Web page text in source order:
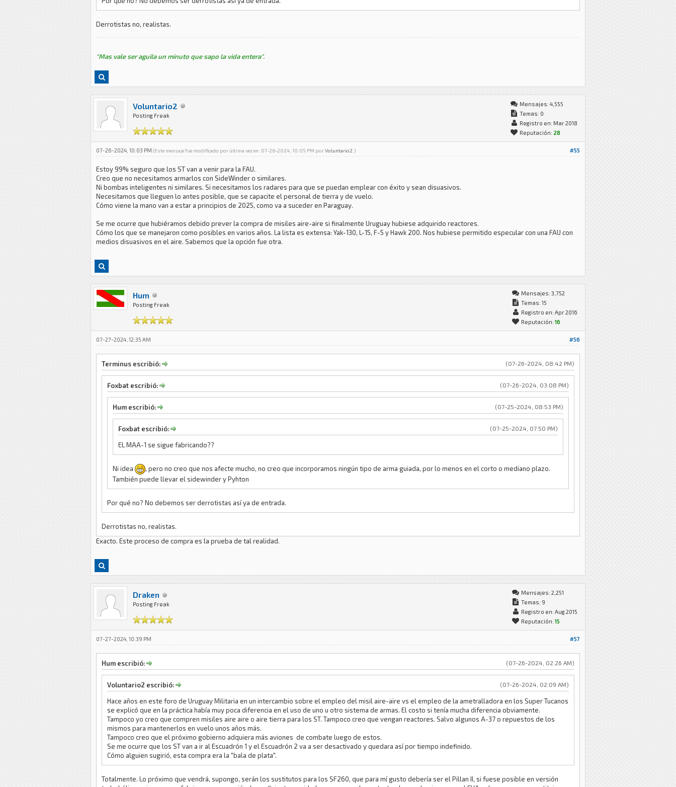
Derrotistas no, realistas.
"Mas vale ser aguila un minuto que sapo la vida entera".
Voluntario2
Posting Freak
Mensajes: 4,555
Temas: 0
Registro en: Mar 2018
Reputación: 28
#55
07-26-2024, 10:03 PM (Este mensaje fue modificado por última vez en: 07-26-2024, 10:05 PM porVoluntario2 .)
Estoy 99% seguro que los ST van a venir para la FAU.
Creo que no necesitamos armarlos con SideWinder o similares.
Ni bombas inteligentes ni similares. Si necesitamos los radares para que se puedan emplear con éxito y sean disuasivos.
Necesitamos que lleguen lo antes posible, que se capacite el personal de tierra y de vuelo.
Cómo viene la mano van a estar a principios de 2025, como va a suceder en Paraguay.
Se me ocurre que hubiéramos debido prever la compra de misiles aire-aire si finalmente Uruguay hubiese adquirido reactores.
Cómo los que se manejaron como posibles en varios años. La lista es extensa: Yak-130, L-15, F-5 y Hawk 200. Nos hubiese permitido especular con una FAU con
medios disuasivos en el aire. Sabemos que la opción fue otra.
Hum
Posting Freak
Mensajes: 3,752
Temas: 15
Registro en: Apr 2016
Reputación: 16
#56
07-27-2024, 12:35 AM
(07-26-2024, 08:42 PM)
Terminus escribió:
(07-26-2024, 03:08 PM)
Foxbat escribió:
(07-25-2024, 08:53 PM)
Hum escribió:
(07-25-2024, 07:50 PM)
Foxbat escribió:
EL MAA-1 se sigue fabricando??
Ni idea
, pero no creo que nos afecte mucho, no creo que incorporamos ningún tipo de arma guiada, por lo menos en el corto o mediano plazo.
También puede llevar el sidewinder y Pyhton
Por qué no? No debemos ser derrotistas así ya de entrada.
Derrotistas no, realistas.
Exacto. Este proceso de compra es la prueba de tal realidad.
Draken
Posting Freak
Mensajes: 2,251
Temas: 9
Registro en: Aug 2015
Reputación: 15
#57
07-27-2024, 10:39 PM
(07-26-2024, 02:26 AM)
Hum escribió:
(07-26-2024, 02:09 AM)
Voluntario2 escribió:
Hace años en este foro de Uruguay Militaria en un intercambio sobre el empleo del misil aire-aire vs el empleo de la ametralladora en los Super Tucanos
se explicó que en la práctica había muy poca diferencia en el uso de uno u otro sistema de armas. El costo si tenía mucha diferencia obviamente.
Tampoco yo creo que compren misiles aire aire o aire tierra para los ST. Tampoco creo que vengan reactores. Salvo algunos A-37 o repuestos de los
mismos para mantenerlos en vuelo unos años más.
Tampoco creo que el próximo gobierno adquiera más aviones de combate luego de estos.
Se me ocurre que los ST van a ir al Escuadrón 1 y el Escuadrón 2 va a ser desactivado y quedara así por tiempo indefinido.
Cómo alguien sugirió, esta compra era la "bala de plata".
Totalmente. Lo próximo que vendrá, supongo, serán los sustitutos para los SF260, que para mí gusto debería ser el Pillan II, si fuese posible en versión